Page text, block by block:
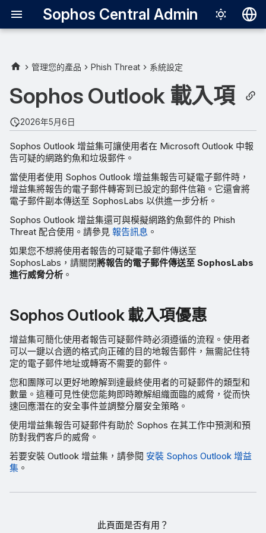
Sophos Central Admin
Español
Français
Italiano
日本語
한국어
Português
中文（繁體）
管理您的產品 Phish Threat 系統設定
Sophos Outlook 載入項
2026年5月6日
Sophos Outlook 增益集可讓使用者在 Microsoft Outlook 中報
告可疑的網路釣魚和垃圾郵件。
當使用者使用 Sophos Outlook 增益集報告可疑電子郵件時，
增益集將報告的電子郵件轉寄到已設定的郵件信箱。它還會將
電子郵件副本傳送至 SophosLabs 以供進一步分析。
Sophos Outlook 增益集還可與模擬網路釣魚郵件的 Phish
Threat 配合使用。請參見 報告訊息 。
如果您不想將使用者報告的可疑電子郵件傳送至
SophosLabs，請關閉將報告的電子郵件傳送至 SophosLabs
進行威脅分析 。
Sophos Outlook 載入項優惠
增益集可簡化使用者報告可疑郵件時必須遵循的流程。使用者
可以一鍵以合適的格式向正確的目的地報告郵件，無需記住特
定的電子郵件地址或轉寄不需要的郵件。
您和團隊可以更好地瞭解到達最終使用者的可疑郵件的類型和
數量。這種可見性使您能夠即時瞭解組織面臨的威脅，從而快
速回應潛在的安全事件並調整分層安全策略。
使用增益集報告可疑郵件有助於 Sophos 在其工作中預測和預
防對我們客戶的威脅。
若要安裝 Outlook 增益集，請參閱 安裝 Sophos Outlook 增益
集 。
此頁面是否有用？